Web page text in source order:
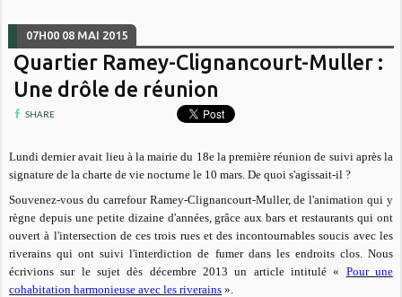
07H00 08 MAI 2015
Quartier Ramey-Clignancourt-Muller :
Une drôle de réunion
SHARE
Lundi dernier avait lieu à la mairie du 18e la première réunion de suivi après la
signature de la charte de vie nocturne le 10 mars. De quoi s'agissait-il ?
Souvenez-vous du carrefour Ramey-Clignancourt-Muller, de l'animation qui y
règne depuis une petite dizaine d'années, grâce aux bars et restaurants qui ont
ouvert à l'intersection de ces trois rues et des incontournables soucis avec les
riverains qui ont suivi l'interdiction de fumer dans les endroits clos. Nous
écrivions sur le sujet dès décembre 2013 un article intitulé « Pour une
cohabitation harmonieuse avec les riverains ».